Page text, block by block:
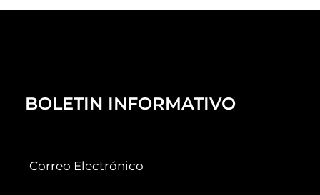
BOLETIN INFORMATIVO